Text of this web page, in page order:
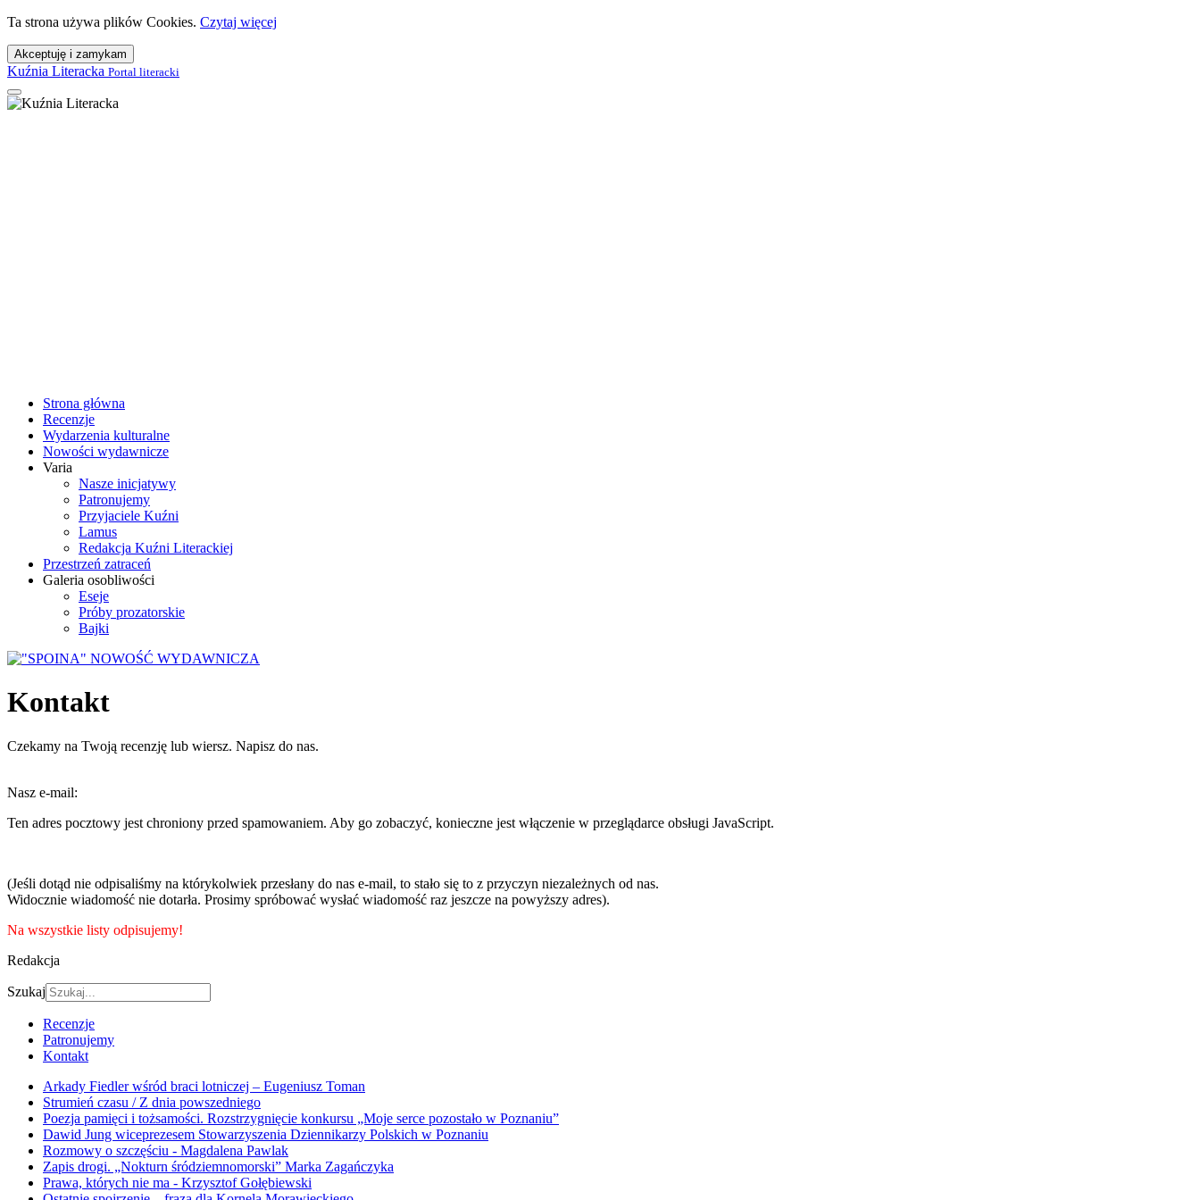
Ta strona używa plików Cookies. Czytaj więcej
Akceptuję i zamykam
Kuźnia Literacka Portal literacki
Strona główna
Recenzje
Wydarzenia kulturalne
Nowości wydawnicze
Varia
Nasze inicjatywy
Patronujemy
Przyjaciele Kuźni
Lamus
Redakcja Kuźni Literackiej
Przestrzeń zatraceń
Galeria osobliwości
Eseje
Próby prozatorskie
Bajki
Kontakt
Czekamy na Twoją recenzję lub wiersz. Napisz do nas.
Nasz e-mail:
Ten adres pocztowy jest chroniony przed spamowaniem. Aby go zobaczyć, konieczne jest włączenie w przeglądarce obsługi JavaScript.
(Jeśli dotąd nie odpisaliśmy na którykolwiek przesłany do nas e-mail, to stało się to z przyczyn niezależnych od nas.
Widocznie wiadomość nie dotarła. Prosimy spróbować wysłać wiadomość raz jeszcze na powyższy adres).
Na wszystkie listy odpisujemy!
Redakcja
Szukaj
Recenzje
Patronujemy
Kontakt
Arkady Fiedler wśród braci lotniczej – Eugeniusz Toman
Strumień czasu / Z dnia powszedniego
Poezja pamięci i tożsamości. Rozstrzygnięcie konkursu „Moje serce pozostało w Poznaniu”
Dawid Jung wiceprezesem Stowarzyszenia Dziennikarzy Polskich w Poznaniu
Rozmowy o szczęściu - Magdalena Pawlak
Zapis drogi. „Nokturn śródziemnomorski” Marka Zagańczyka
Prawa, których nie ma - Krzysztof Gołębiewski